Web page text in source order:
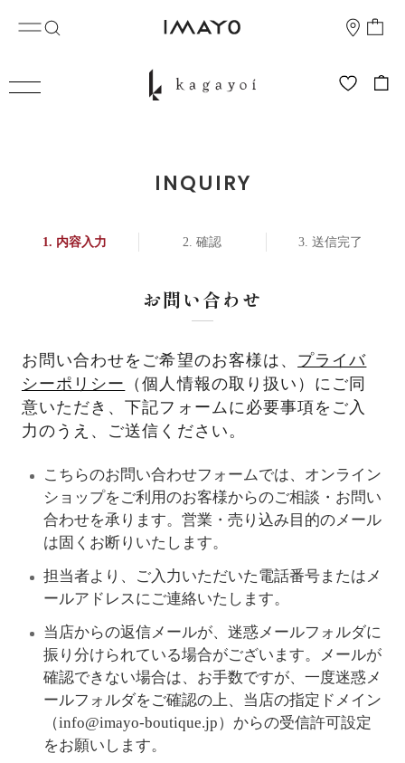
INQUIRY
内容入力 確認 送信完了
お問い合わせ
お問い合わせをご希望のお客様は、 プライバ
シーポリシー
（個人情報の取り扱い）にご同
意いただき、下記フォームに必要事項をご入
力のうえ、ご送信ください。
こちらのお問い合わせフォームでは、オンライン
ショップをご利用のお客様からのご相談・お問い
合わせを承ります。営業・売り込み目的のメール
は固くお断りいたします。
担当者より、ご入力いただいた電話番号またはメ
ールアドレスにご連絡いたします。
当店からの返信メールが、迷惑メールフォルダに
振り分けられている場合がございます。メールが
確認できない場合は、お手数ですが、一度迷惑メ
ールフォルダをご確認の上、当店の指定ドメイン
（info@imayo-boutique.jp）からの受信許可設定
をお願いします。